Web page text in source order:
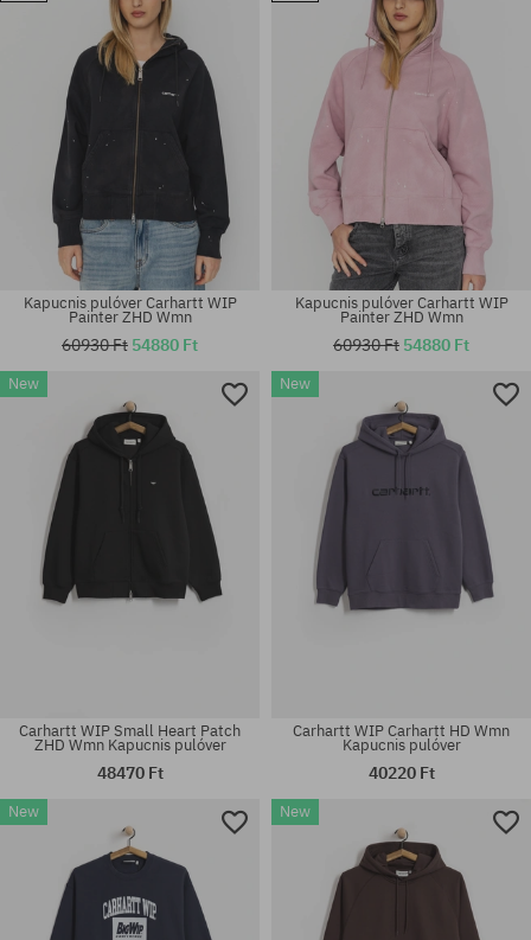
Elérhető méretek:
Elérhető méretek:
Elérhető méretek:
Kapucnis pulóver Carhartt WIP
Painter ZHD Wmn
60930 Ft 54880 Ft
Elérhető méretek:
Kapucnis pulóver Carhartt WIP
Painter ZHD Wmn
60930 Ft 54880 Ft
New
Carhartt WIP Small Heart Patch
ZHD Wmn Kapucnis pulóver
48470 Ft
New
Carhartt WIP Carhartt HD Wmn
Kapucnis pulóver
40220 Ft
New New